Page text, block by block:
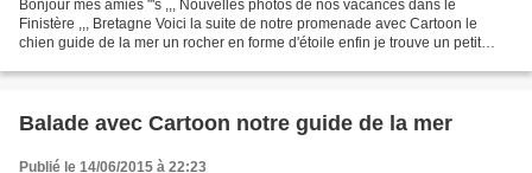
Bonjour mes amies '''s ,,, Nouvelles photos de nos vacances dans le
Finistère ,,, Bretagne Voici la suite de notre promenade avec Cartoon le
chien guide de la mer un rocher en forme d'étoile enfin je trouve un petit
Balade avec Cartoon notre guide de la mer
Publié le 14/06/2015 à 22:23